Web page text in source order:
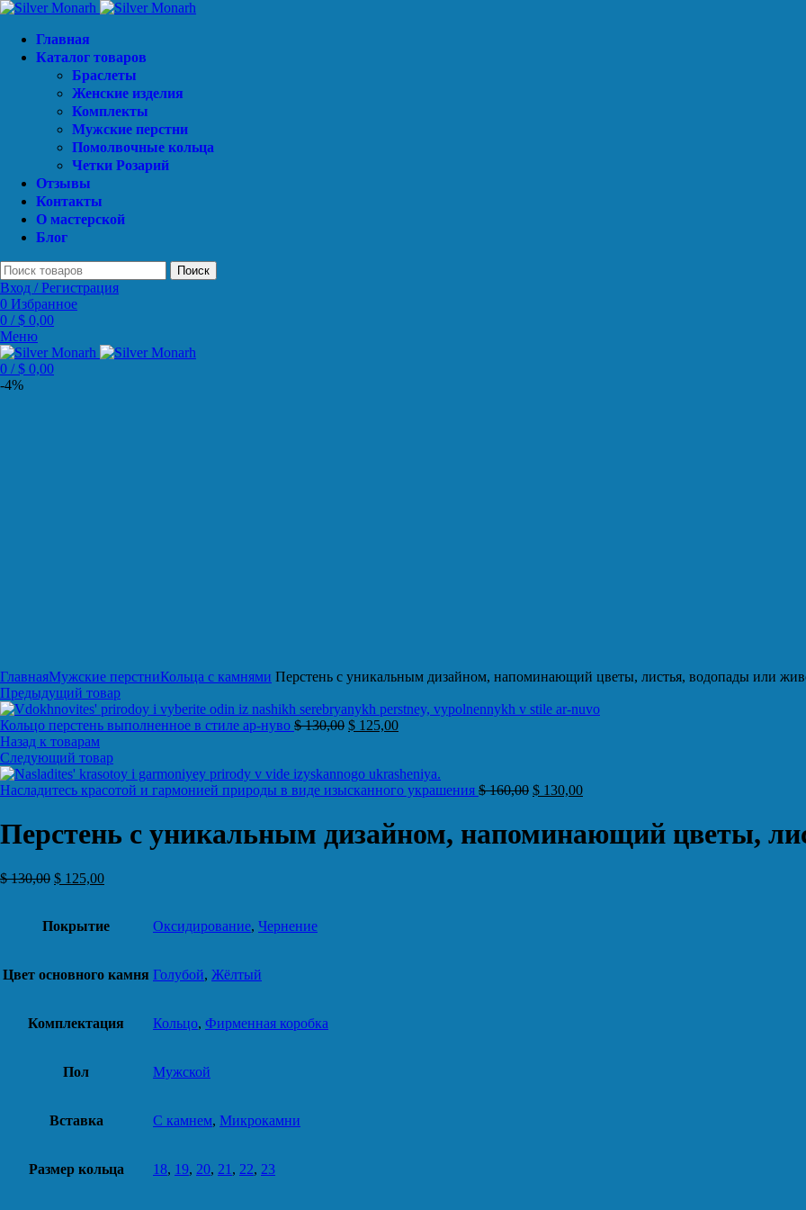
Главная
Каталог товаров
Браслеты
Женские изделия
Комплекты
Мужские перстни
Помолвочные кольца
Четки Розарий
Отзывы
Контакты
О мастерской
Блог
Поиск
Вход / Регистрация
0 Избранное
0 / $ 0,00
Меню
0 / $ 0,00
-4%
ГлавнаяМужские перстниКольца с камнями Перстень с уникальным дизайном, напоминающий цветы, листья, водопады или
Предыдущий товар
Кольцо перстень выполненное в стиле ар-нуво $130,00 $ 125,00
Назад к товарам
Следующий товар
Насладитесь красотой и гармонией природы в виде изысканного украшения $160,00 $ 130,00
Перстень с уникальным дизайном, напоминающий цветы,
$130,00 $ 125,00
Покрытие Оксидирование, Чернение
Цвет основного камня Голубой, Жёлтый
Комплектация Кольцо, Фирменная коробка
Пол Мужской
Вставка С камнем, Микрокамни
Размер кольца 18, 19, 20, 21 , 22, 23